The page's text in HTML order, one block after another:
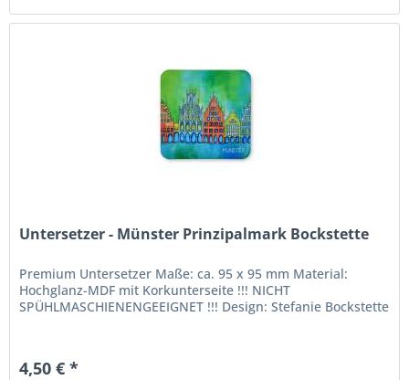
Untersetzer - Münster Prinzipalmark Bockstette
Premium Untersetzer Maße: ca. 95 x 95 mm Material:
Hochglanz-MDF mit Korkunterseite !!! NICHT
SPÜHLMASCHIENENGEEIGNET !!! Design: Stefanie Bockstette
4,50 € *